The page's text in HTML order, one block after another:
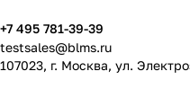
+7 495 781-39-39
testsales@blms.ru
107023, г. Москва, ул.